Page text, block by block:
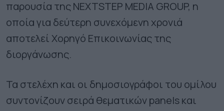
παρουσία της NEXTSTEP MEDIA GROUP, η
οποία για δεύτερη συνεχόμενη χρονιά
αποτελεί Χορηγό Επικοινωνίας της
διοργάνωσης.
Τα στελέχη και οι δημοσιογράφοι του ομίλου
συντονίζουν σειρά θεματικών panels και